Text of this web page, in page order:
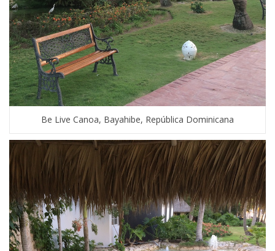
Be Live Canoa, Bayahibe, República Dominicana